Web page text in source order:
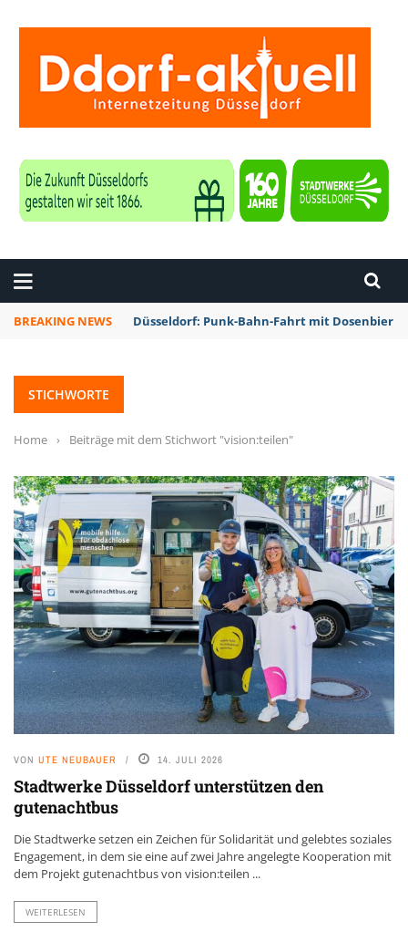
BREAKING NEWS Düsseldorf: Rheinbahn testet Technik zur
STICHWORTE
Home › Beiträge mit dem Stichwort "vision:teilen"
VON UTE NEUBAUER 14. JULI 2026
Stadtwerke Düsseldorf unterstützen den
gutenachtbus
Die Stadtwerke setzen ein Zeichen für Solidarität und gelebtes soziales
Engagement, in dem sie eine auf zwei Jahre angelegte Kooperation mit
dem Projekt gutenachtbus von vision:teilen ...
WEITERLESEN